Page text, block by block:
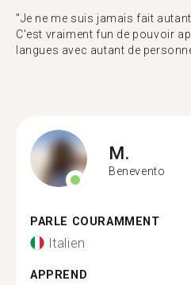
"Je ne me suis jamais fait
C'est vraiment fun de pouvoir
langues avec autant de
M.
Benevento
PARLE COURAMMENT
Italien
APPREND